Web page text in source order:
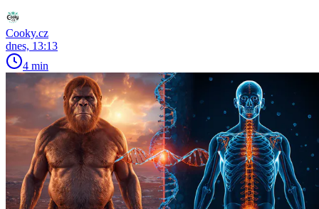
Cooky.cz
dnes, 13:13
4 min